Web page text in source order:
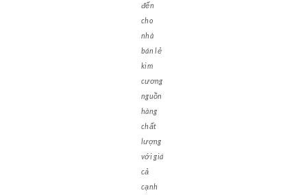
đến
cho
nhà
bán lẻ
kim
cương
nguồn
hàng
chất
lượng
với giá
cả
cạnh